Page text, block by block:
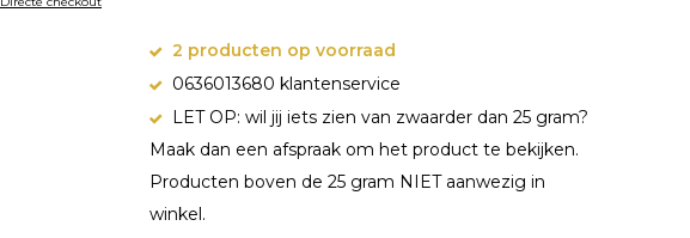
2 producten op voorraad
0636013680 klantenservice
LET OP: wil jij iets zien van zwaarder dan 25 gram?
Maak dan een afspraak om het product te bekijken.
Producten boven de 25 gram NIET aanwezig in
winkel.